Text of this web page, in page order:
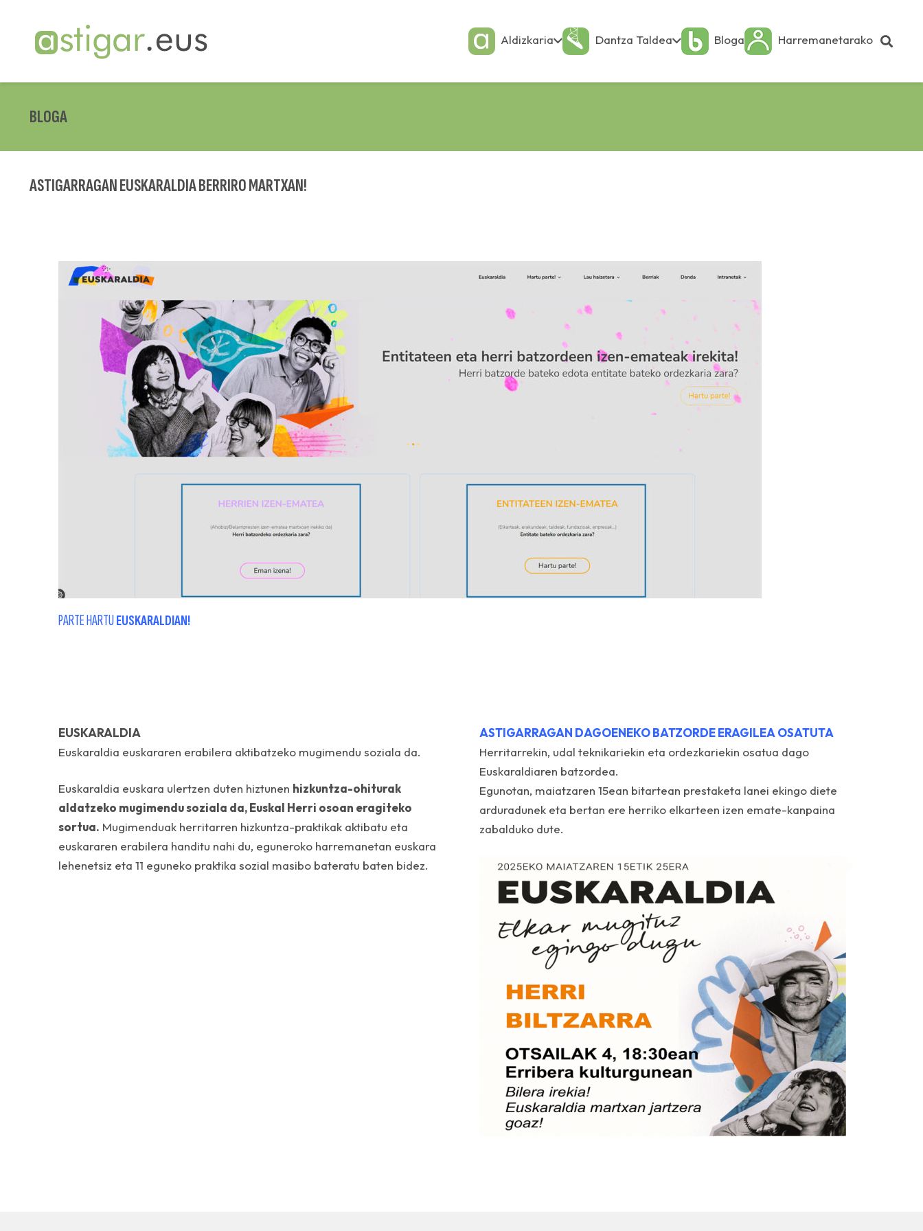
Aldizkaria Dantza Taldea Bloga Harremanetarako
BLOGA
ASTIGARRAGAN EUSKARALDIA BERRIRO MARTXAN!
PARTE HARTUEUSKARALDIAN!
EUSKARALDIA
Euskaraldia euskararen erabilera aktibatzeko mugimendu soziala da.
Euskaraldia euskara ulertzen duten hiztunen hizkuntza-ohiturak
aldatzeko mugimendu soziala da, Euskal Herri osoan eragiteko
sortua. Mugimenduak herritarren hizkuntza-praktikak aktibatu eta
euskararen erabilera handitu nahi du, eguneroko harremanetan euskara
lehenetsiz eta 11 eguneko praktika sozial masibo bateratu baten bidez.
ASTIGARRAGAN DAGOENEKO BATZORDE ERAGILEA OSATUTA
Herritarrekin, udal teknikariekin eta ordezkariekin osatua dago
Euskaraldiaren batzordea.
Egunotan, maiatzaren 15ean bitartean prestaketa lanei ekingo diete
arduradunek eta bertan ere herriko elkarteen izen emate-kanpaina
zabalduko dute.